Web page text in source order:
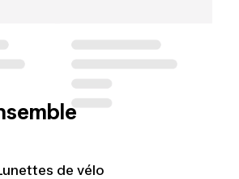
de vélo